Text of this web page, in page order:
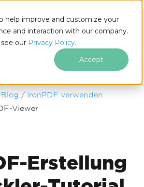
help improve and customize your
and interaction with our company.
our Privacy Policy.
Accept
springenIronPDF verwenden
Viewer
Erstellung